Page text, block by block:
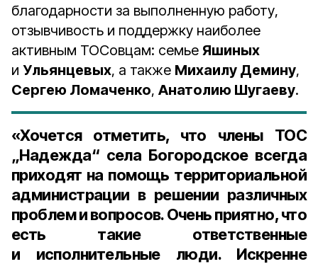
благодарности за выполненную работу,
отзывчивость и поддержку наиболее
активным ТОСовцам: семье Яшиных
и Ульянцевых, а также Михаилу Демину,
Сергею Ломаченко, Анатолию Шугаеву.
«Хочется отметить, что члены ТОС
„Надежда“ села Богородское всегда
приходят на помощь территориальной
администрации в решении различных
проблем и вопросов. Очень приятно, что
есть такие ответственные
и исполнительные люди. Искренне